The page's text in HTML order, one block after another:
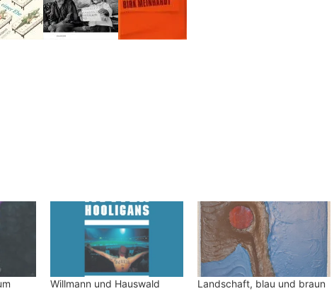
Willmann und Hauswald
Landschaft, blau und braun